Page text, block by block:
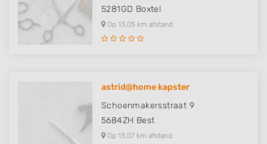
5281GD Boxtel
Op 13,05 km afstand
astrid@home kapster
Schoenmakersstraat 9
5684ZH Best
Op 13,07 km afstand